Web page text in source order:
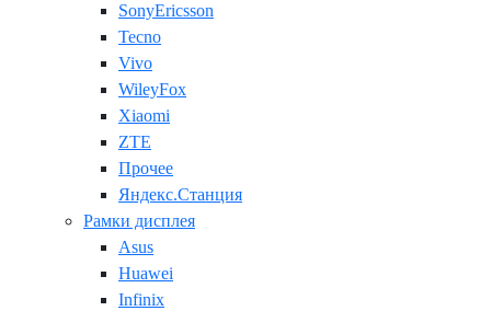
SonyEricsson
Tecno
Vivo
WileyFox
Xiaomi
ZTE
Прочее
Яндекс.Станция
Рамки дисплея
Asus
Huawei
Infinix